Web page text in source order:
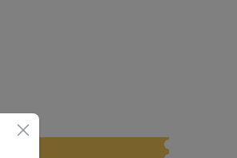
に対応
キャン機能とAI技術を活
話を実現